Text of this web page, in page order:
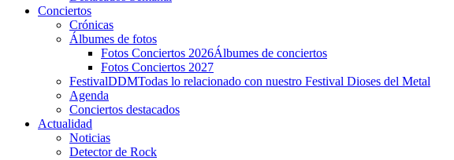
Conciertos
Crónicas
Álbumes de fotos
Fotos Conciertos 2026Álbumes de conciertos
Fotos Conciertos 2027
FestivalDDMTodas lo relacionado con nuestro Festival Dioses del Metal
Agenda
Conciertos destacados
Actualidad
Noticias
Detector de Rock